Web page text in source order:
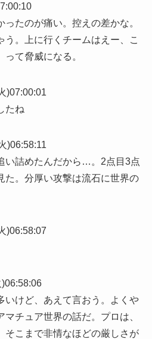
たのが痛い。控えの差かな。
う。上に行くチームはえー、こ
て脅威になる。
)07:00:01
たね
)06:58:11
い詰めたんだから…。2点目3点
た。分厚い攻撃は流石に世界の
)06:58:07
いけど、あえて言おう。よくや
チュア世界の話だ。プロは、
そこまで非情なほどの厳しさが